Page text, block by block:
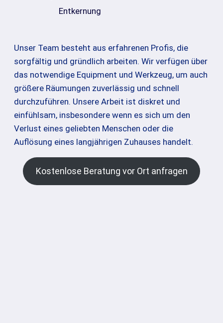
Entkernung
Unser Team besteht aus erfahrenen Profis, die
sorgfältig und gründlich arbeiten. Wir verfügen über
das notwendige Equipment und Werkzeug, um auch
größere Räumungen zuverlässig und schnell
durchzuführen. Unsere Arbeit ist diskret und
einfühlsam, insbesondere wenn es sich um den
Verlust eines geliebten Menschen oder die
Auflösung eines langjährigen Zuhauses handelt.
Kostenlose Beratung vor Ort anfragen